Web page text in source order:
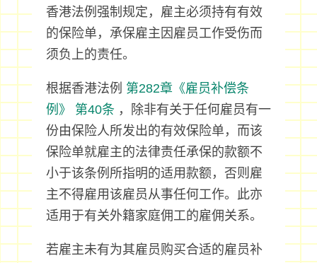
香港法例强制规定，雇主必须持有有效
的保险单，承保雇主因雇员工作受伤而
须负上的责任。
根据香港法例 第282章《雇员补偿条
例》
第40条，除非有关于任何雇员有一
份由保险人所发出的有效保险单，而该
保险单就雇主的法律责任承保的款额不
小于该条例所指明的适用款额，否则雇
主不得雇用该雇员从事任何工作。此亦
适用于有关外籍家庭佣工的雇佣关系。
若雇主未有为其雇员购买合适的雇员补